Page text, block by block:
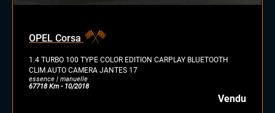
OPEL Corsa
1.4 TURBO 100 TYPE COLOR EDITION CARPLAY BLUETOOTH
CLIM AUTO CAMERA JANTES 17
essence | manuelle
67718 Km - 10/2018
Vendu